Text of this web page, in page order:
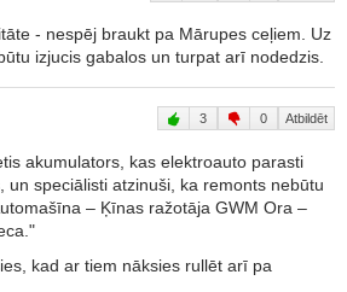
- nespēj braukt pa Mārupes ceļiem. Uz
izjucis gabalos un turpat arī nodedzis.
3 0 Atbildēt
akumulators, kas elektroauto parasti
un speciālisti atzinuši, ka remonts nebūtu
– Ķīnas ražotāja GWM Ora –
kad ar tiem nāksies rullēt arī pa